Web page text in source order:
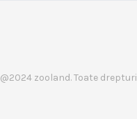
@2024 zooland. Toate